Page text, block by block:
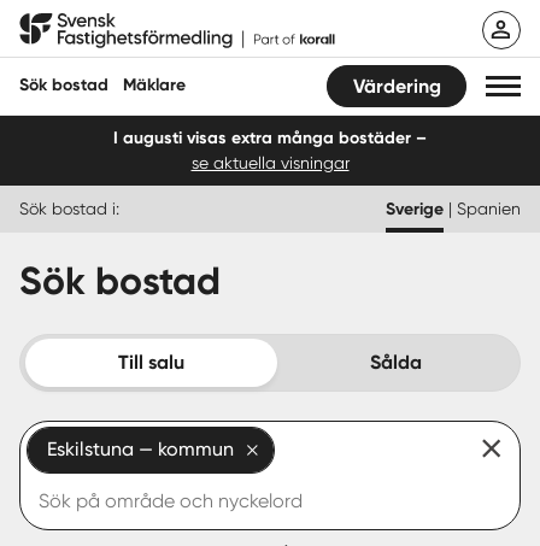
Hoppa
Svensk Fastighetsförmedling
Sök bostad Mäklare Värdering
Sälja
Köpa
Start
Logga in
I augusti visas extra många bostäder –
se aktuella visningar
Sök bostad i: Sverige | Spanien
Sök bostad
Till salu Sålda
Eskilstuna — kommun